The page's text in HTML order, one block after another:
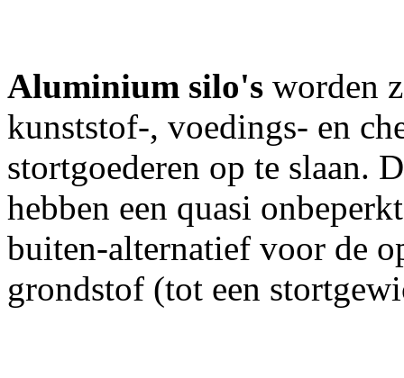
Aluminium silo's worden
kunststof-, voedings- en
stortgoederen op te slaan.
hebben een quasi
buiten-alternatief voor de
grondstof (tot een